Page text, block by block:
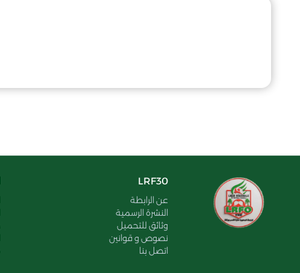
LRF30
عن الرابطة
النشرة الرسمية
وثائق للتحميل
نصوص و قوانين
اتصل بنا